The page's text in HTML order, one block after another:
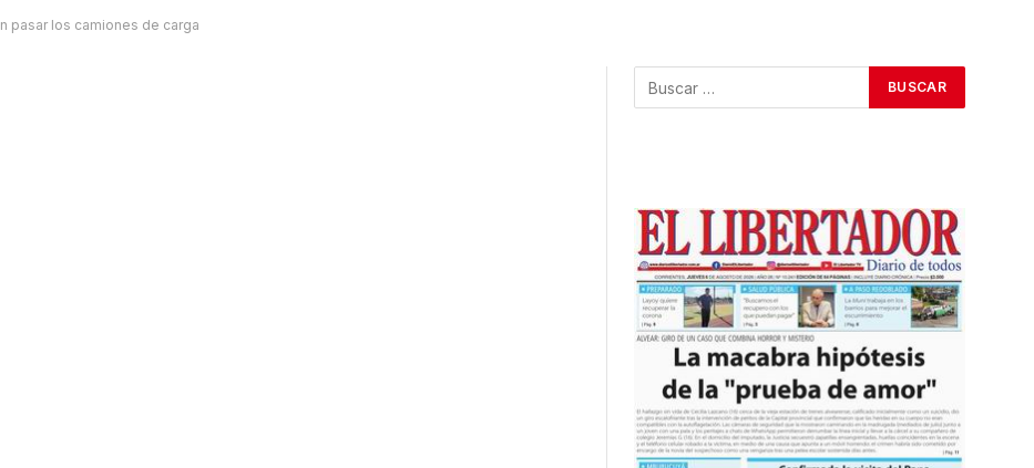
pasar los camiones de carga